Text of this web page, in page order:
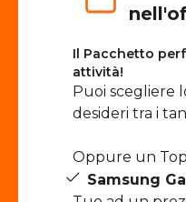
Il Pacchetto
attività!
Puoi scegliere
desideri tra i
Oppure un
Samsung